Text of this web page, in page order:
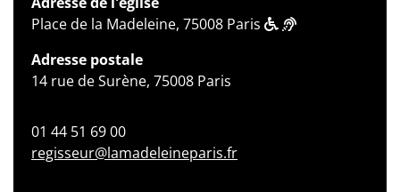
Place de la Madeleine, 75008 Paris
Adresse postale
14 rue de Surène, 75008 Paris
01 44 51 69 00
regisseur@lamadeleineparis.fr